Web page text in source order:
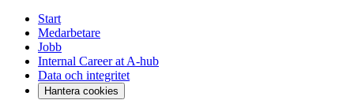
Start
Medarbetare
Jobb
Internal Career at A-hub
Data och integritet
Hantera cookies